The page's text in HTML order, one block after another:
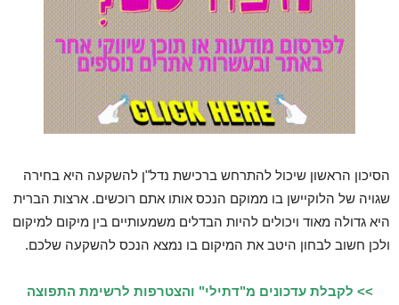
הסיכון הראשון שיכול להתרחש ברכישת נדל"ן להשקעה היא בחירה
שגויה של הלוקיישן בו ממוקם הנכס אותו אתם רוכשים. ארצות הברית
היא גדולה מאוד ויכולים להיות הבדלים משמעותיים בין מיקום למיקום
ולכן חשוב לבחון היטב את המיקום בו נמצא הנכס להשקעה שלכם.
>> לקבלת עדכונים מ"דתילי" והצטרפות לרשימת התפוצה